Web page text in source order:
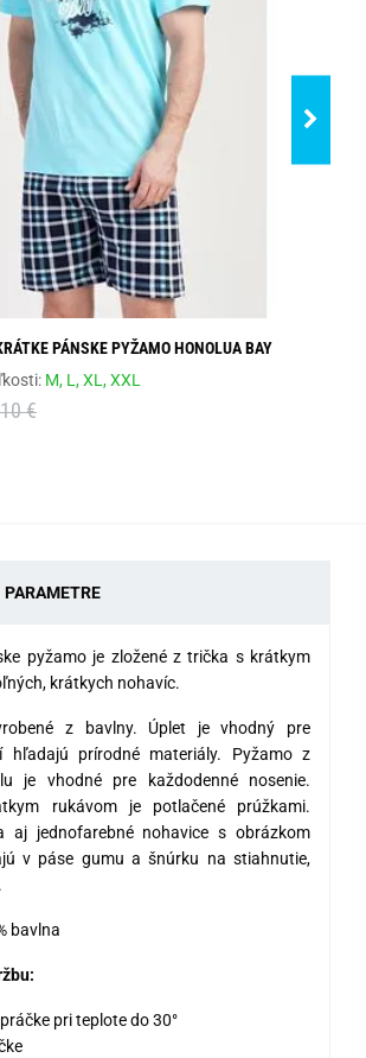
PÁNSKE PYŽAMO HONOLUA BAY
M, L,XL,XXL
€
PARAMETRE
pyžamo je zložené z trička s krátkym
krátkych nohavíc.
z bavlny. Úplet je vhodný pre
hľadajú prírodné materiály. Pyžamo z
je vhodné pre každodenné nosenie.
rukávom je potlačené prúžkami.
aj jednofarebné nohavice s obrázkom
v páse gumu a šnúrku na stiahnutie,
bavlna
pri teplote do 30°